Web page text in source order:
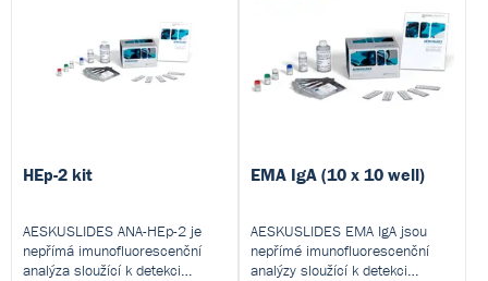
HEp-2 kit
AESKUSLIDES ANA-HEp-2 je
nepřímá imunofluorescenční
analýza sloužící k detekci
EMA IgA (10 x 10 well)
AESKUSLIDES EMA IgA jsou
nepřímé imunofluorescenční
analýzy sloužící k detekci